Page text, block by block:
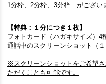
1分枠、2分枠、3分枠 がござい
【特典：１分につき１枚】
フォトカード（ハガキサイズ
通話中のスクリーンショット（１
※スクリーンショットをご希望
ただくことも可能です。